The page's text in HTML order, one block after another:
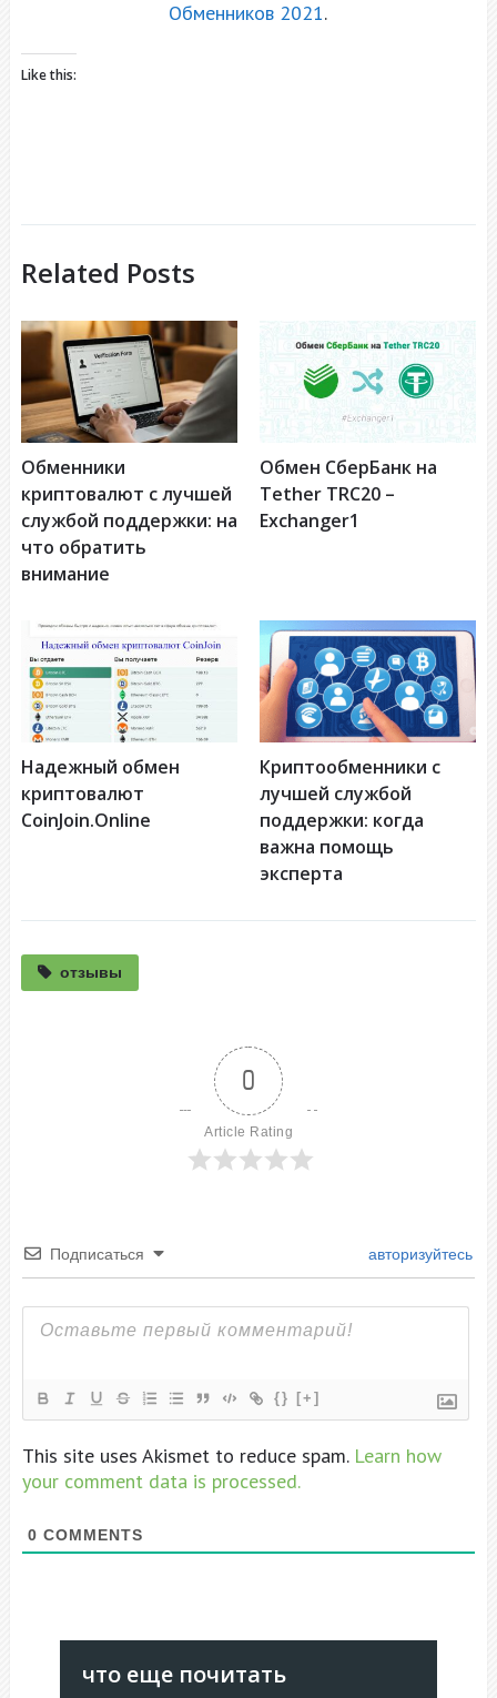
Обменников 2021.
Like this:
Related Posts
Обменники
криптовалют с лучшей
службой поддержки: на
что обратить
внимание
Обмен СберБанк на
Tether TRC20 –
Еxchanger1
Надежный обмен
криптовалют
CoinJoin.Online
Криптообменники с
лучшей службой
поддержки: когда
важна помощь
эксперта
отзывы
0
Article Rating
Подписаться авторизуйтесь
{} [+]
This site uses Akismet to reduce spam. Learn how
your comment data is processed.
0 COMMENTS
что еще почитать